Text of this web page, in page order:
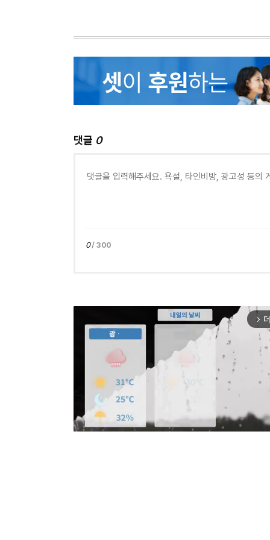
댓글 0
0/ 300
arrow_forward_ios